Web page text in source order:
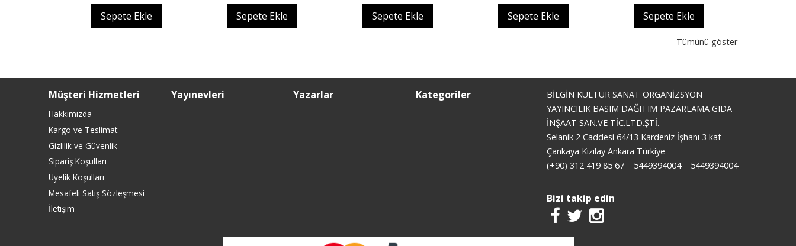
Sepete Ekle
Sepete Ekle
Sepete Ekle
Sepete Ekle
Sepete Ekle
Tümünü göster
Müşteri Hizmetleri
Hakkımızda
Kargo ve Teslimat
Gizlilik ve Güvenlik
Sipariş Koşulları
Üyelik Koşulları
Mesafeli Satış Sözleşmesi
İletişim
Yayınevleri Yazarlar Kategoriler
BİLGİN KÜLTÜR SANAT ORGANİZSYON
YAYINCILIK BASIM DAĞITIM PAZARLAMA GIDA
İNŞAAT SAN.VE TİC.LTD.ŞTİ.
Selanik 2 Caddesi 64/13 Kardeniz İşhanı 3 kat
Çankaya Kızılay Ankara Türkiye
(+90) 312 419 85 67
5449394004 5449394004
Bizi takip edin